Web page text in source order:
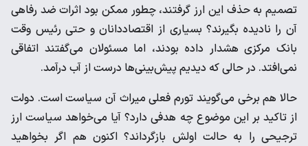
تصمیم به حذف این ارز گرفتند، چطور ممکن بود اثرات ضد رفاهی
آن را نادیده بگیرند؟ بسیاری از اقتصاددانان و حتی رئیس وقت
بانک مرکزی هشدار داده بودند، اما مسئولان می‌گفتند اتفاقی
نمی‌افتد. در حالی که دیدیم پیش‌بینی‌ها درست از آب درآمد.
حالا هم برخی می‌گویند تورم فعلی میراث آن سیاست است. دولت
از تاکید بر این موضوع چه هدفی دارد؟ آیا می‌خواهد سیاست ارز
ترجیحی را به حالت اولش بازگرداند؟ اکنون هم اگر بخواهید